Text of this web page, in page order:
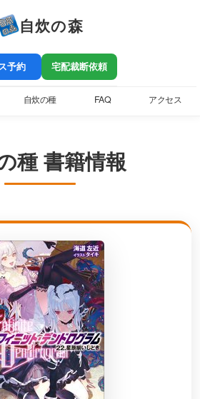
自炊の森
予約 宅配裁断依頼
自炊の種 FAQ アクセス
種 書籍情報